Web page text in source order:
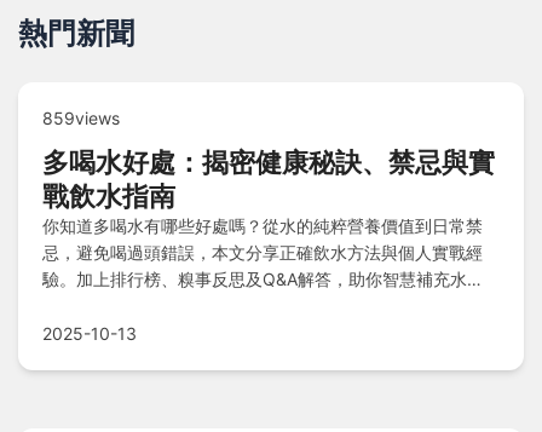
熱門新聞
859views
多喝水好處：揭密健康秘訣、禁忌與實
戰飲水指南
你知道多喝水有哪些好處嗎？從水的純粹營養價值到日常禁
忌，避免喝過頭錯誤，本文分享正確飲水方法與個人實戰經
驗。加上排行榜、糗事反思及Q&A解答，助你智慧補充水
2025-10-13